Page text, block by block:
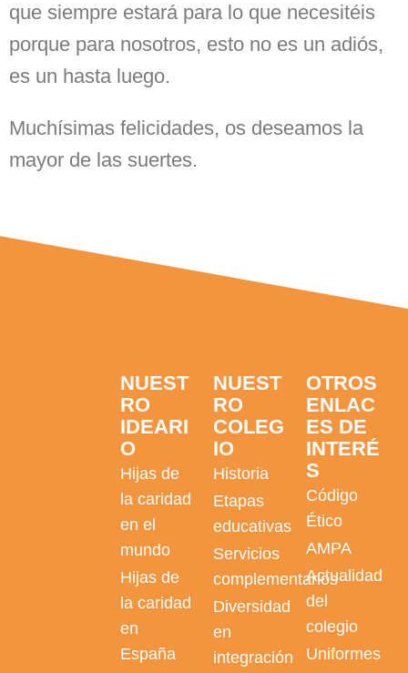
que siempre estará para lo que necesitéis
porque para nosotros, esto no es un adiós,
es un hasta luego.
Muchísimas felicidades, os deseamos la
mayor de las suertes.
NUEST
RO
IDEARI
O
Hijas de
la caridad
en el
mundo
Hijas de
la caridad
en
España
NUEST
RO
COLEG
IO
Historia
Etapas
educativas
Servicios
complementarios
Diversidad
en
integración
OTROS
ENLAC
ES DE
INTERÉ
S
Código
Ético
AMPA
Actualidad
del
colegio
Uniformes